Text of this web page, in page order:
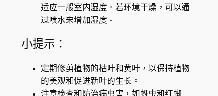
适应一般室内湿度。若环境干燥，可以通
过喷水来增加湿度。
小提示：
定期修剪植物的枯叶和黄叶，以保持植物
的美观和促进新叶的生长。
注意检查和防治病虫害，如蚜虫和红蜘